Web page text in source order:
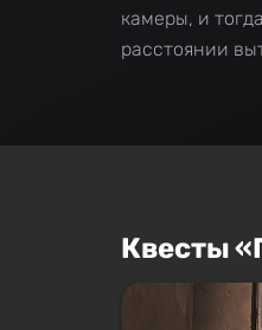
камеры, и
расстоянии
Квесты